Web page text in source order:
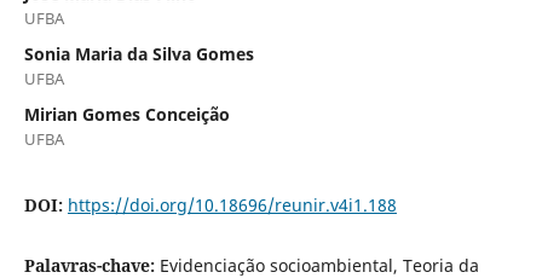
UFBA
Sonia Maria da Silva Gomes
UFBA
Mirian Gomes Conceição
UFBA
DOI: https://doi.org/10.18696/reunir.v4i1.188
Palavras-chave: Evidenciação socioambiental, Teoria da